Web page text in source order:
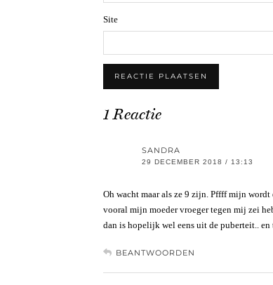
Site
1 Reactie
SANDRA
29 DECEMBER 2018 / 13:13
Oh wacht maar als ze 9 zijn. Pffff mijn
vooral mijn moeder vroeger tegen mij zei
dan is hopelijk wel eens uit de puberteit..
BEANTWOORDEN